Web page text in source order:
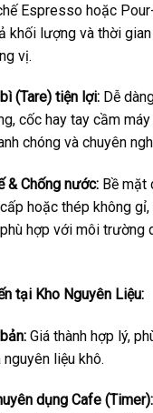
Espresso hoặc
khối lượng và thời
vị.
(Tare) tiện lợi: Dễ
cốc hay tay cầm
chóng và chuyên
& Chống nước: Bề mặt
hoặc thép không
hợp với môi trường
tại Kho Nguyên Liệu:
Giá thành hợp lý,
liệu khô.
dụng Cafe (Timer):